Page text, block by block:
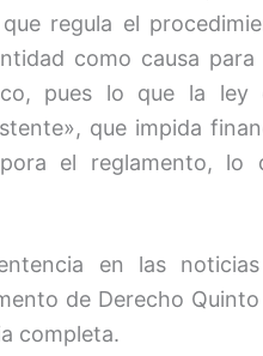
regula el
como causa
pues lo que la ley
que impida
el reglamento, lo
en las
de Derecho
completa.